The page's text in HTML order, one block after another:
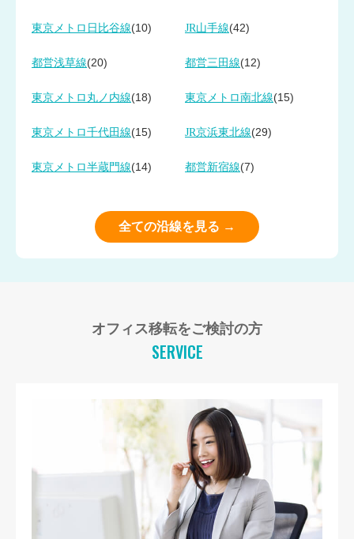
東京メトロ日比谷線(10) JR山手線(42)
都営浅草線(20) 都営三田線(12)
東京メトロ丸ノ内線(18) 東京メトロ南北線(15)
東京メトロ千代田線(15) JR京浜東北線(29)
東京メトロ半蔵門線(14) 都営新宿線(7)
全ての沿線を見る →
オフィス移転をご検討の方
SERVICE